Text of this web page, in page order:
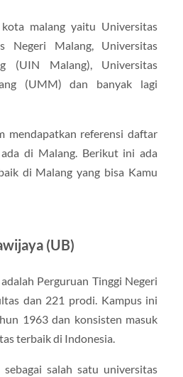
malang yaitu Universitas
Negeri Malang, Universitas
(UIN Malang), Universitas
(UMM) dan banyak lagi
mendapatkan referensi daftar
di Malang. Berikut ini ada
di Malang yang bisa Kamu
(UB)
Perguruan Tinggi Negeri
dan 221 prodi. Kampus ini
1963 dan konsisten masuk
terbaik di Indonesia.
salah satu universitas